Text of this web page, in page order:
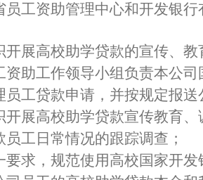
员工资助管理中心和开发银
开展高校助学贷款的宣传、教
资助工作领导小组负责本公
员工贷款申请，并按规定报
开展高校助学贷款宣传教育、
员工日常情况的跟踪调查；
要求，规范使用高校国家开